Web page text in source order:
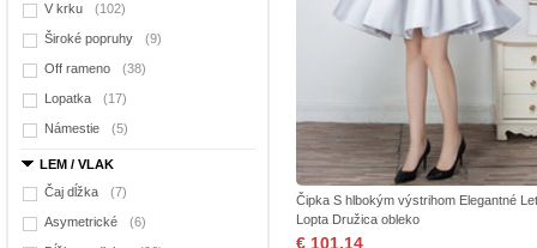
V krku (102)
Široké popruhy (9)
Off rameno (38)
Lopatka (17)
Námestie (5)
LEM / VLAK
Čaj dĺžka
(7)
Asymetrické (6)
Čipka S hlbokým výstrihom Elegantné
Lopta Družica obleko
€ 101,14